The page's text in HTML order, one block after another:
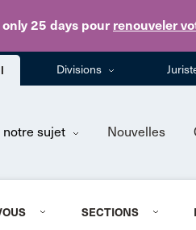
25 days pour renouveler
Divisions
notre sujet Nouvelles
SECTIONS